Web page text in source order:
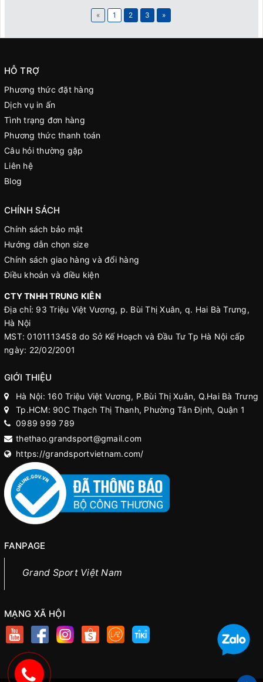
« 1 2 3 »
HỖ TRỢ
Phương thức đặt hàng
Dịch vụ in ấn
Tình trạng đơn hàng
Phương thức thanh toán
Câu hỏi thường gặp
Liên hệ
Blog
CHÍNH SÁCH
Chính sách bảo mật
Hướng dẫn chọn size
Chính sách giao hàng và đổi hàng
Điều khoản và điều kiện
CTY TNHH TRUNG KIÊN
Địa chỉ: 93 Triệu Việt Vương, p. Bùi Thị Xuân, q. Hai Bà Trưng,
Hà Nội
MST: 0101113458 do Sở Kế Hoạch và Đầu Tư Tp Hà Nội cấp
ngày: 22/02/2001
GIỚI THIỆU
Hà Nội: 160 Triệu Việt Vương, P.Bùi Thị Xuân, Q.Hai Bà Trưng
Tp.HCM: 90C Thạch Thị Thanh, Phường Tân Định, Quận 1
0989 999 789
thethao.grandsport@gmail.com
https://grandsportvietnam.com/
FANPAGE
Grand Sport Việt Nam
MẠNG XÃ HỘI